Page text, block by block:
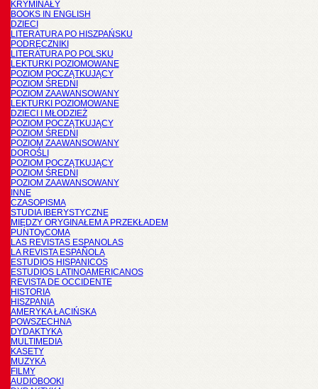
KRYMINAŁY
BOOKS IN ENGLISH
DZIECI
LITERATURA PO HISZPAŃSKU
PODRĘCZNIKI
LITERATURA PO POLSKU
LEKTURKI POZIOMOWANE
POZIOM POCZĄTKUJĄCY
POZIOM ŚREDNI
POZIOM ZAAWANSOWANY
LEKTURKI POZIOMOWANE
DZIECI I MŁODZIEŻ
POZIOM POCZĄTKUJĄCY
POZIOM ŚREDNI
POZIOM ZAAWANSOWANY
DOROŚLI
POZIOM POCZĄTKUJĄCY
POZIOM ŚREDNI
POZIOM ZAAWANSOWANY
INNE
CZASOPISMA
STUDIA IBERYSTYCZNE
MIĘDZY ORYGINAŁEM A PRZEKŁADEM
PUNTOyCOMA
LAS REVISTAS ESPANOLAS
LA REVISTA ESPAÑOLA
ESTUDIOS HISPANICOS
ESTUDIOS LATINOAMERICANOS
REVISTA DE OCCIDENTE
HISTORIA
HISZPANIA
AMERYKA ŁACIŃSKA
POWSZECHNA
DYDAKTYKA
MULTIMEDIA
KASETY
MUZYKA
FILMY
AUDIOBOOKI